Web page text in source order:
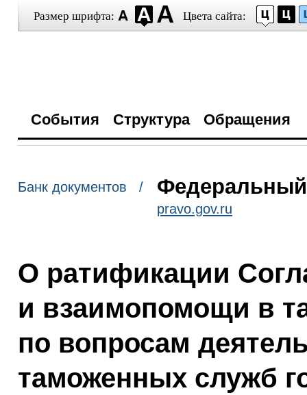
Размер шрифта: Цвета сайта:
События Структура Обращения
Банк документов / Федеральный
pravo.gov.ru
О ратификации
и взаимопомощи в
по вопросам
таможенных служб